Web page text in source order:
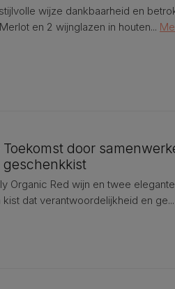
wijze dankbaarheid en
en 2 wijnglazen in houten...
door
Organic Red wijn en twee
dat verantwoordelijkheid en ge...